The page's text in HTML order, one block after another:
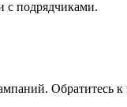
подрядчиками.